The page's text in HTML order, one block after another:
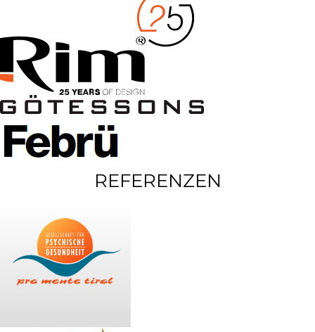
REFERENZEN